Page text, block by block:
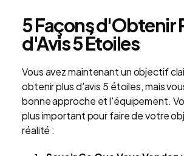
5 Façons d'Obtenir
d'Avis 5 Étoiles
Vous avez maintenant un objectif
obtenir plus d'avis 5 étoiles, mais
bonne approche et l'équipement.
plus important pour faire de votre
réalité :